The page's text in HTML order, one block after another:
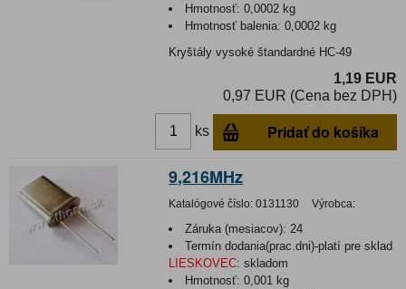
Hmotnosť:0,0002 kg
Hmotnosť balenia:0,0002 kg
Kryštály vysoké štandardné HC-49
1,19 EUR
0,97 EUR (Cena bez DPH)
ks Pridať do košíka
9,216MHz
Katalógové číslo: 0131130 Výrobca:
Záruka (mesiacov): 24
Termín dodania(prac.dni)-platí pre sklad
LIESKOVEC: skladom
Hmotnosť:0,001 kg